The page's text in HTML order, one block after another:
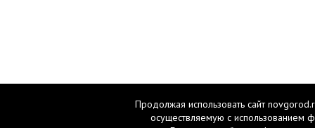
Продолжая использовать сайт
осуществляемую с использованием